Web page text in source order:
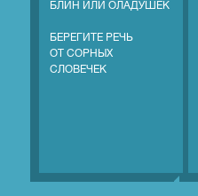
БЛИН ИЛИ ОЛАДУШЕК
БЕРЕГИТЕ РЕЧЬ
ОТ СОРНЫХ
СЛОВЕЧЕК